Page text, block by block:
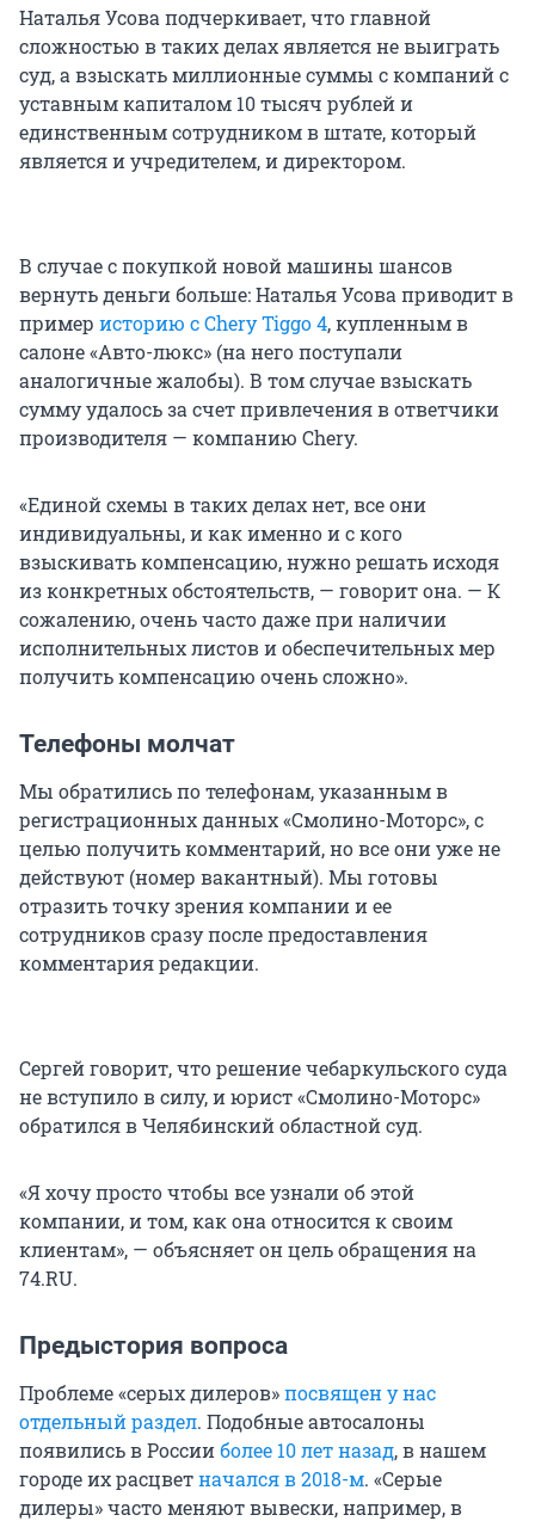
Наталья Усова подчеркивает, что главной
сложностью в таких делах является не выиграть
суд, а взыскать миллионные суммы с компаний с
уставным капиталом 10 тысяч рублей и
единственным сотрудником в штате, который
является и учредителем, и директором.
В случае с покупкой новой машины шансов
вернуть деньги больше: Наталья Усова приводит в
пример историю с Chery Tiggo 4, купленным в
салоне «Авто-люкс» (на него поступали
аналогичные жалобы). В том случае взыскать
сумму удалось за счет привлечения в ответчики
производителя — компанию Chery.
«Единой схемы в таких делах нет, все они
индивидуальны, и как именно и с кого
взыскивать компенсацию, нужно решать исходя
из конкретных обстоятельств, — говорит она. — К
сожалению, очень часто даже при наличии
исполнительных листов и обеспечительных мер
получить компенсацию очень сложно».
Телефоны молчат
Мы обратились по телефонам, указанным в
регистрационных данных «Смолино-Моторс», с
целью получить комментарий, но все они уже не
действуют (номер вакантный). Мы готовы
отразить точку зрения компании и ее
сотрудников сразу после предоставления
комментария редакции.
Сергей говорит, что решение чебаркульского суда
не вступило в силу, и юрист «Смолино-Моторс»
обратился в Челябинский областной суд.
«Я хочу просто чтобы все узнали об этой
компании, и том, как она относится к своим
клиентам», — объясняет он цель обращения на
74.RU.
Предыстория вопроса
Проблеме «серых дилеров»посвящен у нас
отдельный раздел. Подобные автосалоны
появились в Россииболее 10 лет назад, в нашем
городе их расцветначался в 2018-м. «Серые
дилеры» часто меняют вывески, например, в